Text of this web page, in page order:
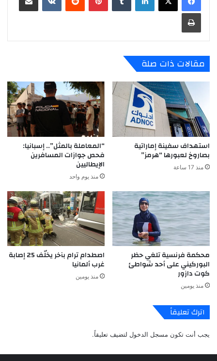
مقالات ذات صلة
استهداف سفينة إماراتية
بصاروخ لعبورها “هرمز”
منذ 17 ساعة
“المعاملة بالمثل”.. إسبانيا:
فحص جوازات المسافرين
الإيطاليين
منذ يوم واحد
محكمة فرنسية تلغي حظر
البوركيني على أحد شواطئ
كوت دازور
منذ يومين
اصطدام ترام بآخر يخلّف 25 إصابة
غرب ألمانيا
منذ يومين
اترك تعليقاً
يجب أنت تكون مسجل الدخول لتضيف تعليقاً.